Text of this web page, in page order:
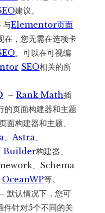
建议。
与Elementor页面
在，您无需在选项卡
。可以在可视编
SEO相关的所
–Rank Math插
的页面构建器和主题
面构建器和主题、
Astra
Builder构建器、
、Schema
OceanWP等。
– 默认情况下，您可
件针对5个不同的关